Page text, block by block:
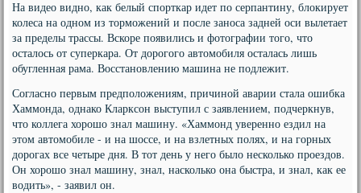
На видео видно, как белый спорткар идет по серпантину, блокирует
колеса на одном из торможений и после заноса задней оси вылетает
за пределы трассы. Вскоре появились и фотографии того, что
осталось от суперкара. От дорогого автомобиля осталась лишь
обугленная рама. Восстановлению машина не подлежит.
Согласно первым предположениям, причиной аварии стала ошибка
Хаммонда, однако Кларксон выступил с заявлением, подчеркнув,
что коллега хорошо знал машину. «Хаммонд уверенно ездил на
этом автомобиле - и на шоссе, и на взлетных полях, и на горных
дорогах все четыре дня. В тот день у него было несколько проездов.
Он хорошо знал машину, знал, насколько она быстра, и знал, как ее
водить», - заявил он.